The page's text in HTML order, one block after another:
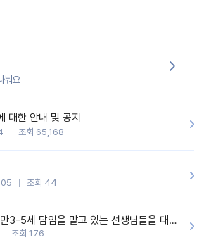
데,꼬망봇 덕분에 고민하는 시간을 줄이고 학부모님을
수 있었습니다.이 부분은 꼬망봇이 추가로 알려준 응대 tip
모님께 전화를 드리기 전에, 내용을 숙지하여 좀 더 전문
사가 되어 대화를 나눌 수 있었습니다.꼬망세 AI학부모 응
해 주셔서 감사합니다.
눠요
대한 안내 및 공지
조회 65,168
조회 44
[설문조사/기프티콘] 만3-5세 담임을 맡고 있는 선생님들을 대상으로 설문조사를 합니다!
조회 176